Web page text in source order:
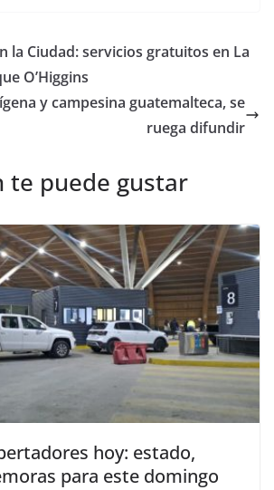
la Ciudad: servicios gratuitos en La
O’Higgins
y campesina guatemalteca, se
ruega difundir
te puede gustar
hoy: estado,
para este domingo